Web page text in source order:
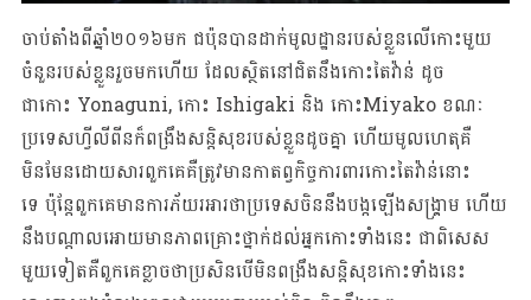
ចាប់តាំងពីឆ្នាំ២០១៦មក ជប៉ុនបានដាក់មូលដ្ឋានរបស់ខ្លួនលើកោះមួយ
ចំនួនរបស់ខ្លួនរួចមកហើយ ដែលស្ថិតនៅជិតនឹងកោះតៃវ៉ាន់ ដូច
ជាកោះ Yonaguni, កោះ Ishigaki និង កោះMiyako ខណៈ
ប្រទេសហ្វីលីពីនក៏ពង្រឹងសន្តិសុខរបស់ខ្លួនដូចគ្នា ហើយមូលហេតុគឺ
មិនមែនដោយសារពួកគេគឺត្រូវមានកាតព្វកិច្ចការពារកោះតៃវ៉ាន់នោះ
ទេ ប៉ុន្តែពួកគេមានការភ័យរអារថាប្រទេសចិននឹងបង្កឡើងសង្គ្រាម ហើយ
នឹងបណ្តាលអោយមានភាពគ្រោះថ្នាក់ដល់អ្នកកោះទាំងនេះ ជាពិសេស
មួយទៀតគឺពួកគេខ្លាចថាប្រសិនបើមិនពង្រឹងសន្តិសុខកោះទាំងនេះ